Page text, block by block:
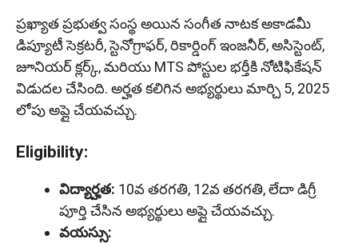
ప్రఖ్యాత ప్రభుత్వ సంస్థ అయిన సంగీత నాటక అకాడమీ
డిప్యూటీ సెక్రటరీ, స్టెనోగ్రాఫర్, రికార్డింగ్ ఇంజనీర్, అసిస్టెంట్,
జూనియర్ క్లర్క్, మరియు MTS పోస్టుల భర్తీకి నోటిఫికేషన్
విడుదల చేసింది. అర్హత కలిగిన అభ్యర్థులు మార్చి 5, 2025
లోపు అప్లై చేయవచ్చు.
Eligibility:
విద్యార్హత: 10వ తరగతి, 12వ తరగతి, లేదా డిగ్రీ
పూర్తి చేసిన అభ్యర్థులు అప్లై చేయవచ్చు.
వయస్సు: